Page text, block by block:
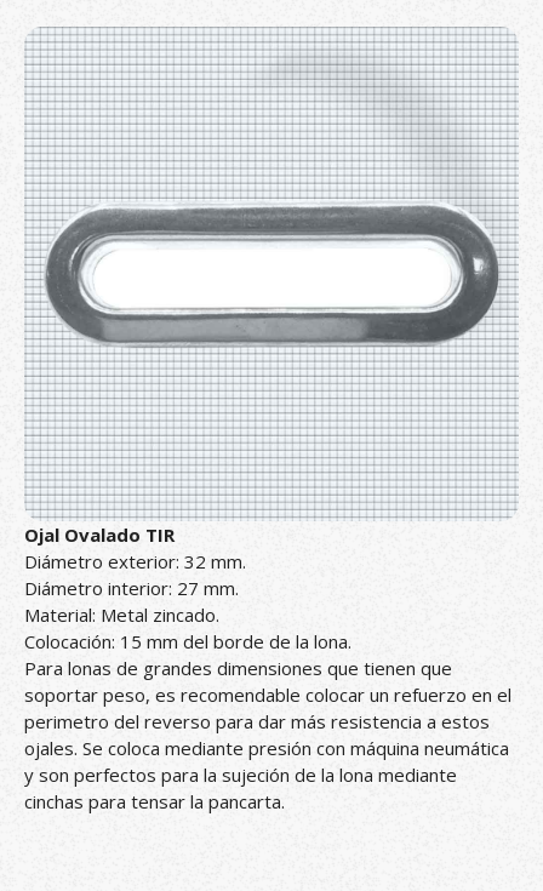
Ojal Ovalado TIR
Diámetro exterior: 32 mm.
Diámetro interior: 27 mm.
Material: Metal zincado.
Colocación: 15 mm del borde de la lona.
Para lonas de grandes dimensiones que tienen que
soportar peso, es recomendable colocar un refuerzo en el
perimetro del reverso para dar más resistencia a estos
ojales. Se coloca mediante presión con máquina neumática
y son perfectos para la sujeción de la lona mediante
cinchas para tensar la pancarta.